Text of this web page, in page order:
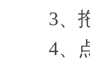
3、拖
4、点